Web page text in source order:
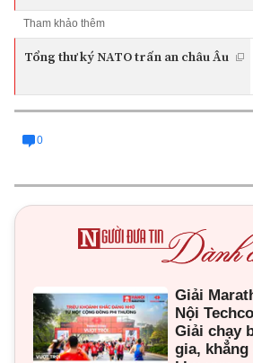
Tham khảo thêm
Tổng thư ký NATO trấn an châu Âu
0
Giải
Nội
Giải chạy
gia,